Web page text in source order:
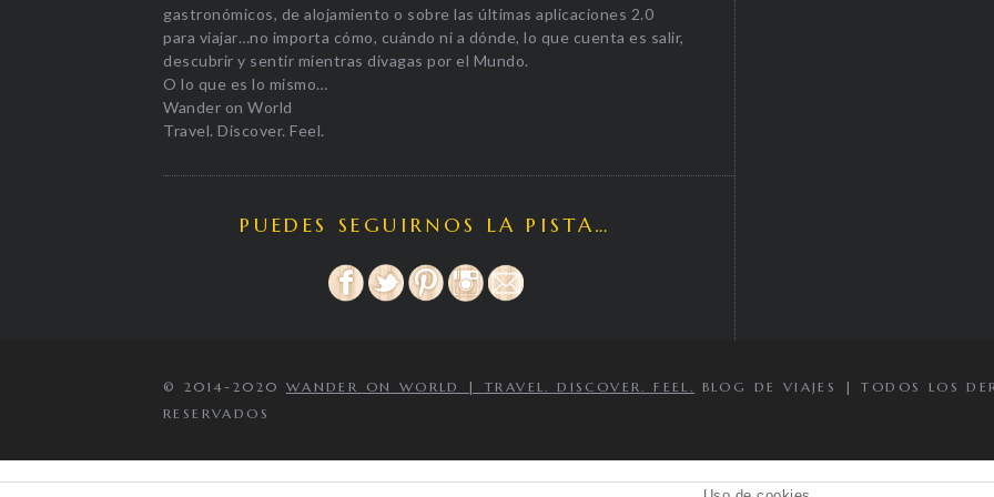
gastronómicos, de alojamiento o sobre las últimas aplicaciones 2.0
para viajar…no importa cómo, cuándo ni a dónde, lo que cuenta es salir,
descubrir y sentir mientras divagas por el Mundo.
O lo que es lo mismo…
Wander on World
Travel. Discover. Feel.
PUEDES SEGUIRNOS LA PISTA…
© 2014-2020 WANDER ON WORLD | TRAVEL. DISCOVER. FEEL.
BLOG DE VIAJES | TODOS LOS
RESERVADOS